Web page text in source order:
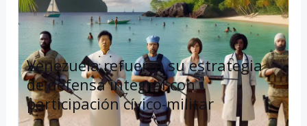
Venezuela refuerza su estrategia
de defensa integral con
participación cívico-militar